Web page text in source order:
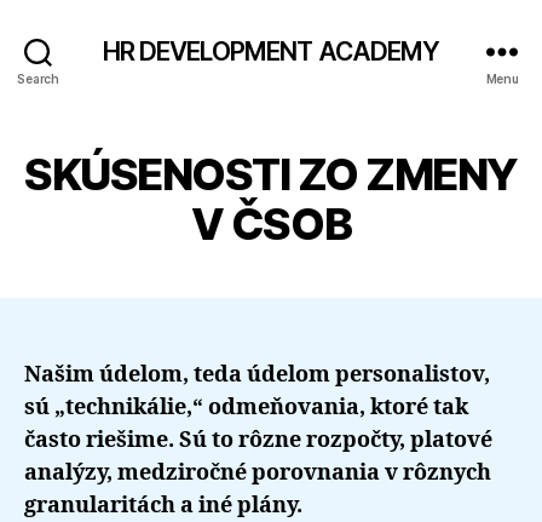
Search
HR DEVELOPMENT ACADEMY
Menu
SKÚSENOSTI ZO ZMENY
V ČSOB
Našim údelom, teda údelom personalistov,
sú „technikálie,“ odmeňovania, ktoré tak
často riešime. Sú to rôzne rozpočty, platové
analýzy, medziročné porovnania v rôznych
granularitách a iné plány.